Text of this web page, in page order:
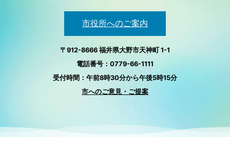
市役所へのご案内
〒912-8666 福井県大野市天神町 1-1
電話番号：0779-66-1111
受付時間：午前8時30分から午後5時15分
市へのご意見・ご提案